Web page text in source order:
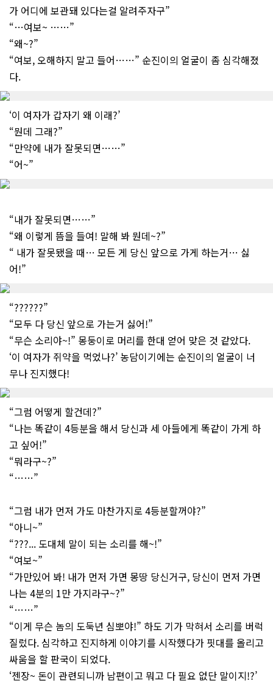
가 어디에 보관돼 있다는걸 알려주자구”
“…여보~ ……”
“왜~?”
“여보, 오해하지 말고 들어……” 순진이의 얼굴이 좀 심각해졌
다.
‘이 여자가 갑자기 왜 이래?’
“뭔데 그래?”
“만약에 내가 잘못되면……”
“어~”
“내가 잘못되면……”
“왜 이렇게 뜸을 들여! 말해 봐 뭔데~?”
“ 내가 잘못됐을 때… 모든 게 당신 앞으로 가게 하는거… 싫
어!”
“??????”
“모두 다 당신 앞으로 가는거 싫어!”
“무슨 소리야~!” 몽둥이로 머리를 한대 얻어 맞은 것 같았다.
‘이 여자가 쥐약을 먹었나?’ 농담이기에는 순진이의 얼굴이 너
무나 진지했다!
“그럼 어떻게 할건데?”
“나는 똑같이 4등분을 해서 당신과 세 아들에게 똑같이 가게 하
고 싶어!”
“뭐라구~?”
“……”
“그럼 내가 먼저 가도 마찬가지로 4등분할꺼야?”
“아니~”
“???... 도대체 말이 되는 소리를 해~!”
“여보~”
“가만있어 봐! 내가 먼저 가면 몽땅 당신거구, 당신이 먼저 가면
나는 4분의 1만 가지라구~?”
“……”
“이게 무슨 놈의 도둑년 심뽀야!” 하도 기가 막혀서 소리를 버럭
질렀다. 심각하고 진지하게 이야기를 시작했다가 핏대를 올리고
싸움을 할 판국이 되었다.
‘젠장~ 돈이 관련되니까 남편이고 뭐고 다 필요 없단 말이지!?’